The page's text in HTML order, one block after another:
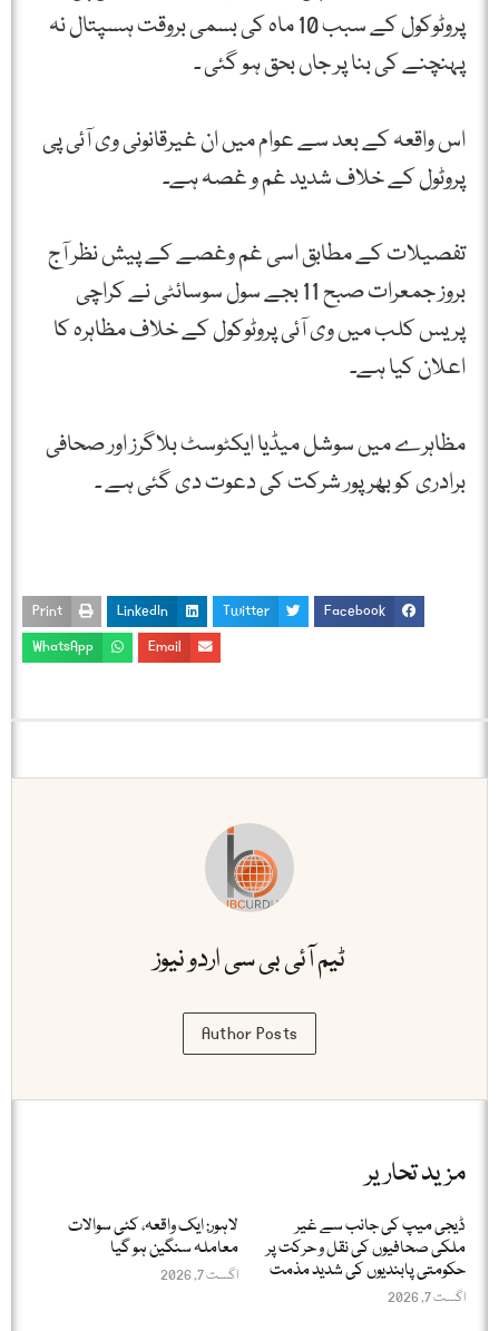
پروٹوکول کے سبب 10 ماہ کی بسمی بروقت ہسپتال نہ
پہنچنے کی بنا پر جاں بحق ہو گئی ۔
اس واقعہ کے بعد سے عوام میں ان غیرقانونی وی آئی پی
پروٹول کے خلاف شدید غم و غصہ ہے۔
تفصیلات کے مطابق اسی غم وغصے کے پیش نظر آج
بروز جمعرات صبح 11 بجے سول سوسائٹی نے کراچی
پریس کلب میں وی آئی پروٹوکول کے خلاف مظاہرہ کا
اعلان کیا ہے۔
مظاہرے میں سوشل میڈیا ایکٹوسٹ بلاگرز اور صحافی
برادری کو بھرپور شرکت کی دعوت دی گئی ہے ۔
Facebook
Twitter
LinkedIn
Print
Email
WhatsApp
ٹیم آئی بی سی اردو نیوز
Author Posts
مزید تحاریر
ڈیجی میپ کی جانب سے غیر
ملکی صحافیوں کی نقل و حرکت پر
حکومتی پابندیوں کی شدید مذمت
اگست 7, 2026
لاہور: ایک واقعہ، کئی سوالات
معاملہ سنگین ہو گیا
اگست 7, 2026